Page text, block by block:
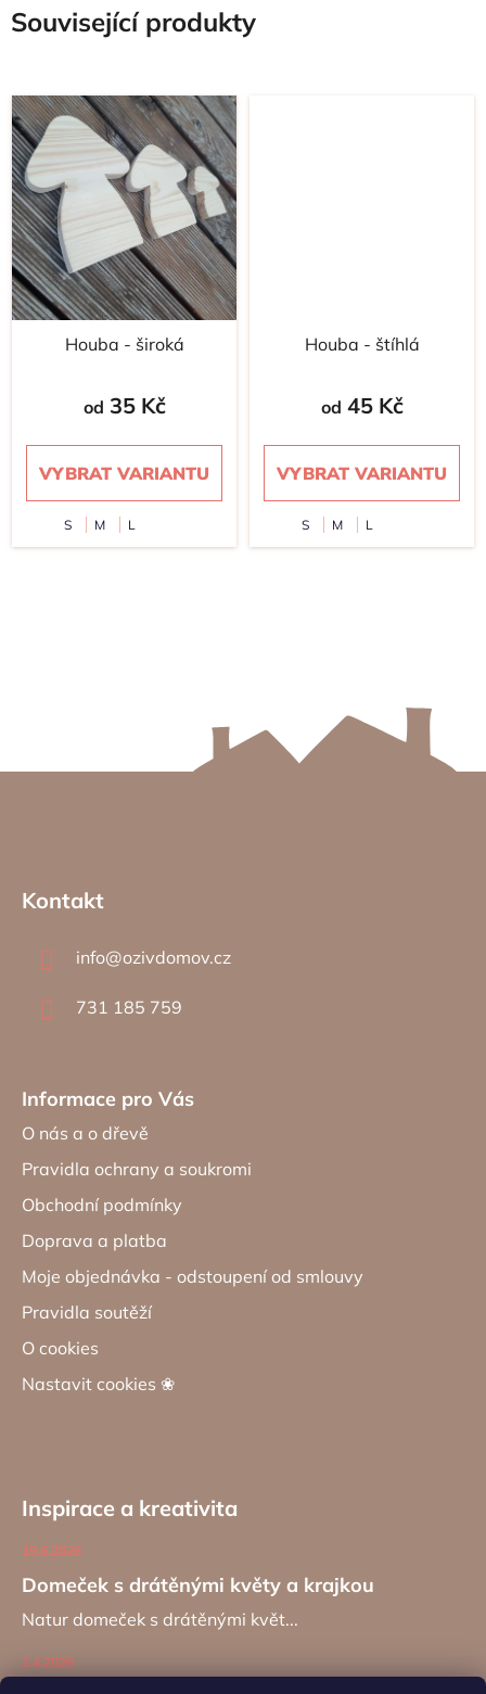
Související produkty
Houba - široká
od 35 Kč
VYBRAT VARIANTU
S M L
Houba - štíhlá
od 45 Kč
VYBRAT VARIANTU
S M L
Kontakt
info@ozivdomov.cz
731 185 759
Informace pro Vás
O nás a o dřevě
Pravidla ochrany a soukromi
Obchodní podmínky
Doprava a platba
Moje objednávka - odstoupení od smlouvy
Pravidla soutěží
O cookies
Nastavit cookies ❀
Inspirace a kreativita
Domeček s drátěnými květy a krajkou
19.6.2026
Natur domeček s drátěnými květ...
2.4.2026